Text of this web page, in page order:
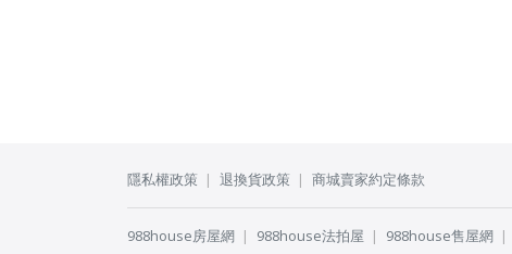
隱私權政策 退換貨政策 商城賣家約定條款
988house房屋網 988house法拍屋 988house售屋網